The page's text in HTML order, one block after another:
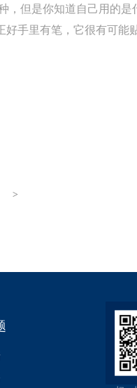
，但是你知道自己用的是
手里有笔，它很有可能
>